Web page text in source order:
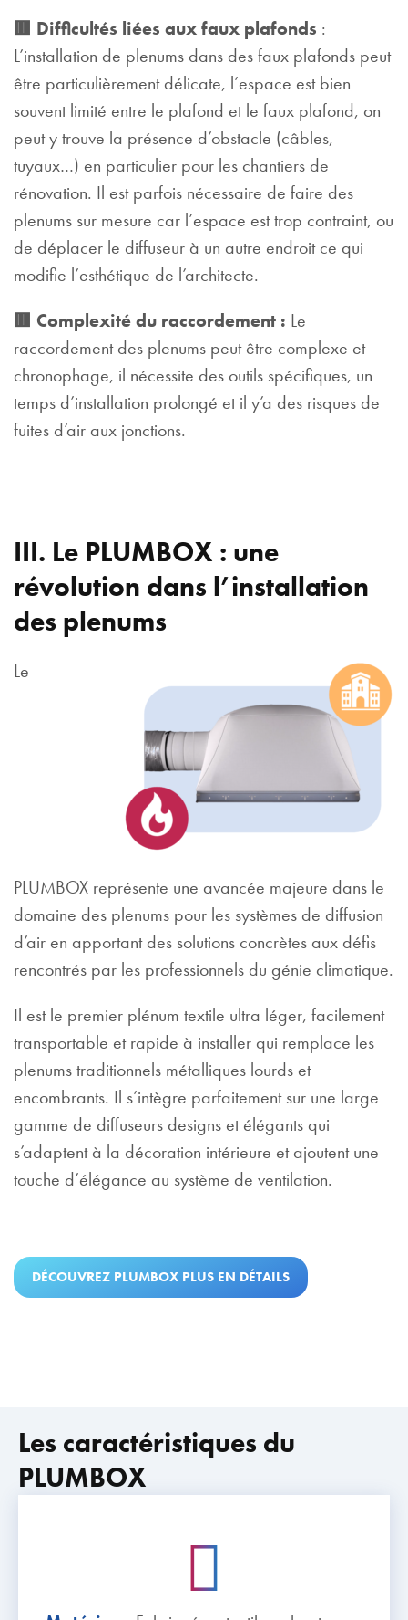
🟥 Difficultés liées aux faux plafonds :
L’installation de plenums dans des faux plafonds peut
être particulièrement délicate, l’espace est bien
souvent limité entre le plafond et le faux plafond, on
peut y trouve la présence d’obstacle (câbles,
tuyaux…) en particulier pour les chantiers de
rénovation. Il est parfois nécessaire de faire des
plenums sur mesure car l’espace est trop contraint, ou
de déplacer le diffuseur à un autre endroit ce qui
modifie l’esthétique de l’architecte.
🟥 Complexité du raccordement : Le
raccordement des plenums peut être complexe et
chronophage, il nécessite des outils spécifiques, un
temps d’installation prolongé et il y’a des risques de
fuites d’air aux jonctions.
III. Le PLUMBOX : une
révolution dans l’installation
des plenums
Le
PLUMBOX représente une avancée majeure dans le
domaine des plenums pour les systèmes de diffusion
d’air en apportant des solutions concrètes aux défis
rencontrés par les professionnels du génie climatique.
Il est le premier plénum textile ultra léger, facilement
transportable et rapide à installer qui remplace les
plenums traditionnels métalliques lourds et
encombrants. Il s’intègre parfaitement sur une large
gamme de diffuseurs designs et élégants qui
s’adaptent à la décoration intérieure et ajoutent une
touche d’élégance au système de ventilation.
DÉCOUVREZ PLUMBOX PLUS EN DÉTAILS
Les caractéristiques du
PLUMBOX